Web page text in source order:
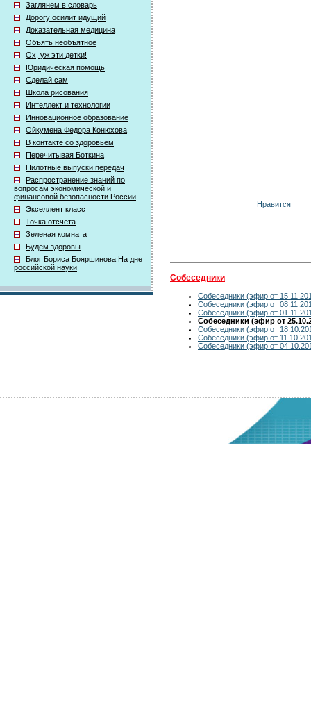
Заглянем в словарь
Дорогу осилит идущий
Доказательная медицина
Объять необъятное
Ох, уж эти детки!
Юридическая помощь
Сделай сам
Школа рисования
Интеллект и технологии
Инновационное образование
Ойкумена Федора Конюхова
В контакте со здоровьем
Перечитывая Боткина
Пилотные выпуски передач
Распространение знаний по
вопросам экономической и
финансовой безопасности России
Экселлент класс
Точка отсчета
Зеленая комната
Будем здоровы
Блог Бориса Бояршинова На дне
российской науки
Нравится
Собеседники
Собеседники (эфир от
Собеседники (эфир от
Собеседники (эфир от
Собеседники (эфир от
Собеседники (эфир от
Собеседники (эфир от
Собеседники (эфир от